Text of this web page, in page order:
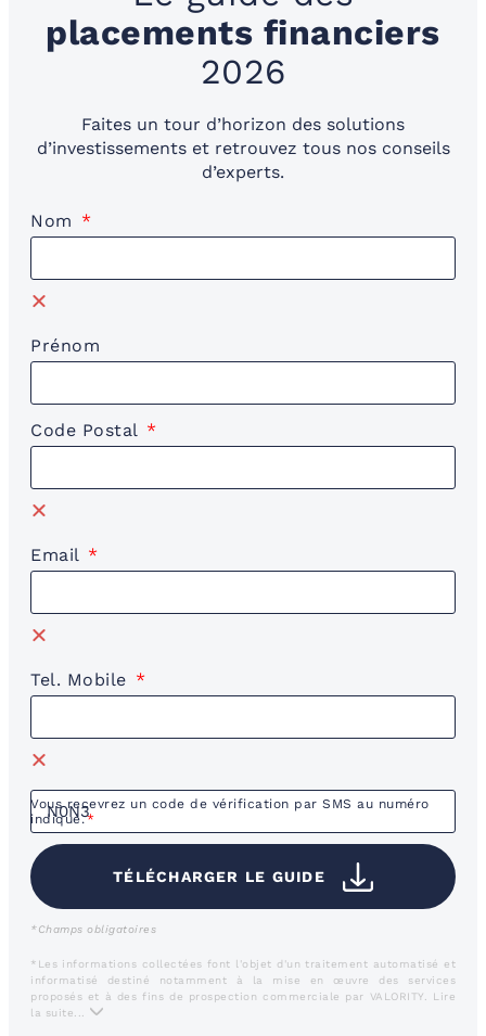
placements financiers
2026
Faites un tour d’horizon des solutions
d’investissements et retrouvez tous nos conseils
d’experts.
Nom
Prénom
Code Postal
Email
Tel. Mobile
Vous recevrez un code de vérification par SMS au numéro
indiqué.
TÉLÉCHARGER LE GUIDE
*Champs obligatoires
*Les informations collectées font l'objet d'un traitement automatisé et
informatisé destiné notamment à la mise en œuvre des services
proposés et à des fins de prospection commerciale par VALORITY. Lire
la suite...